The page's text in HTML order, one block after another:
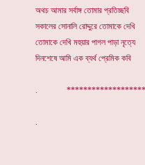
অথচ আমার সর্বাঙ্গ তোমার প্রতিচ্ছবি
সকালের সোনালি রোদ্দুরে তোমাকে দেখি
তোমাকে দেখি মহুয়ার পাগল পাড়া নৃত্যে
দিনশেষে আমি এক ব্যর্থ প্রেমিক কবি
.